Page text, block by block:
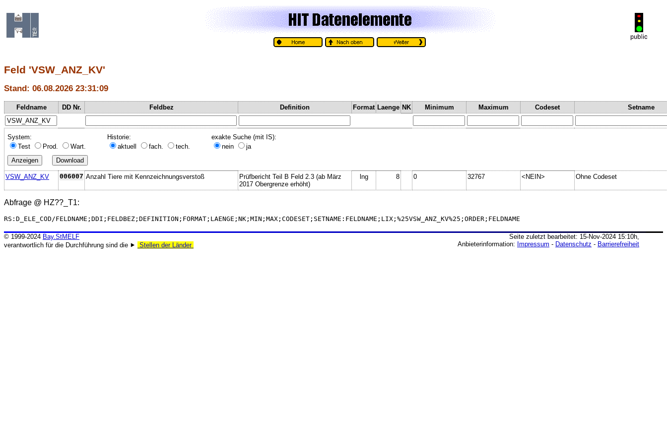
Feld 'VSW_ANZ_KV'
Stand: 06.08.2026 23:31:09
Feldname DD Nr. Feldbez Definition Format Laenge NK Minimum Maximum Codeset Setname
System:
Test
Prod. Wart.
Historie:
aktuell
fach. tech.
exakte Suche (mit IS):
nein
ja
VSW_ANZ_KV 006007 Anzahl Tiere mit Kennzeichnungsverstoß
Prüfbericht Teil B Feld 2.3 (ab März
2017 Obergrenze erhöht)
lng 8 0 32767 <NEIN> Ohne Codeset
Abfrage @ HZ??_T1:
RS:D_ELE_COD/FELDNAME;DDI;FELDBEZ;DEFINITION;FORMAT;LAENGE;NK;MIN;MAX;CODESET;SETNAME:FELDNAME;LIX;%25VSW_ANZ_KV%25;ORDER;FELDNAME
Seite zuletzt bearbeitet: 15-Nov-2024 15:10h,
Anbieterinformation: Impressum - Datenschutz - Barrierefreiheit
© 1999-2024 Bay.StMELF
verantwortlich für die Durchführung sind die ⯈
Stellen der Länder